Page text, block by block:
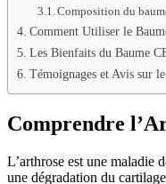
Composition du
Comment Utiliser le
Les Bienfaits du Baume
Témoignages et Avis sur
Comprendre
L’arthrose est une maladie
une dégradation du